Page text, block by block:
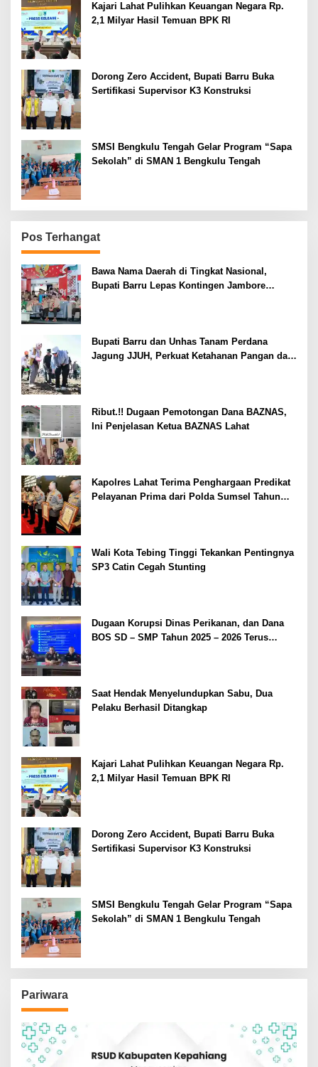
Kajari Lahat Pulihkan Keuangan Negara Rp.
2,1 Milyar Hasil Temuan BPK RI
Dorong Zero Accident, Bupati Barru Buka
Sertifikasi Supervisor K3 Konstruksi
SMSI Bengkulu Tengah Gelar Program “Sapa
Sekolah” di SMAN 1 Bengkulu Tengah
Pos Terhangat
Bawa Nama Daerah di Tingkat Nasional,
Bupati Barru Lepas Kontingen Jambore
Bupati Barru dan Unhas Tanam Perdana
Jagung JJUH, Perkuat Ketahanan Pangan dan
Ribut.!! Dugaan Pemotongan Dana BAZNAS,
Ini Penjelasan Ketua BAZNAS Lahat
Kapolres Lahat Terima Penghargaan Predikat
Pelayanan Prima dari Polda Sumsel Tahun
Wali Kota Tebing Tinggi Tekankan Pentingnya
SP3 Catin Cegah Stunting
Dugaan Korupsi Dinas Perikanan, dan Dana
BOS SD – SMP Tahun 2025 – 2026 Terus
Saat Hendak Menyelundupkan Sabu, Dua
Pelaku Berhasil Ditangkap
Kajari Lahat Pulihkan Keuangan Negara Rp.
2,1 Milyar Hasil Temuan BPK RI
Dorong Zero Accident, Bupati Barru Buka
Sertifikasi Supervisor K3 Konstruksi
SMSI Bengkulu Tengah Gelar Program “Sapa
Sekolah” di SMAN 1 Bengkulu Tengah
Pariwara